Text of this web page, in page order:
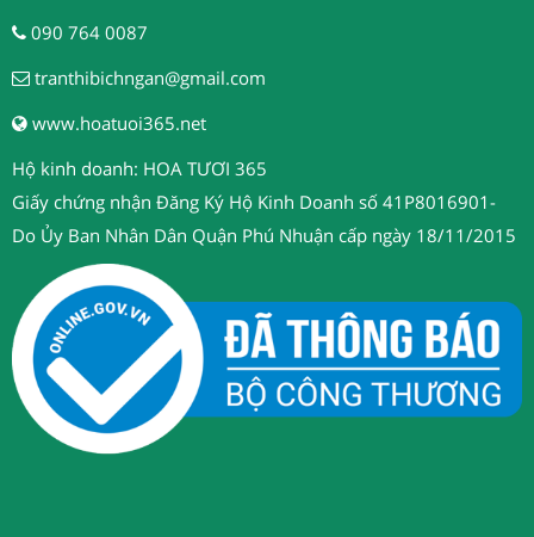
090 764 0087
tranthibichngan@gmail.com
www.hoatuoi365.net
Hộ kinh doanh: HOA TƯƠI 365
Giấy chứng nhận Đăng Ký Hộ Kinh Doanh số 41P8016901-
Do Ủy Ban Nhân Dân Quận Phú Nhuận cấp ngày 18/11/2015